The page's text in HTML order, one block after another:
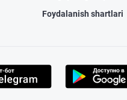
Foydalanish shartlari